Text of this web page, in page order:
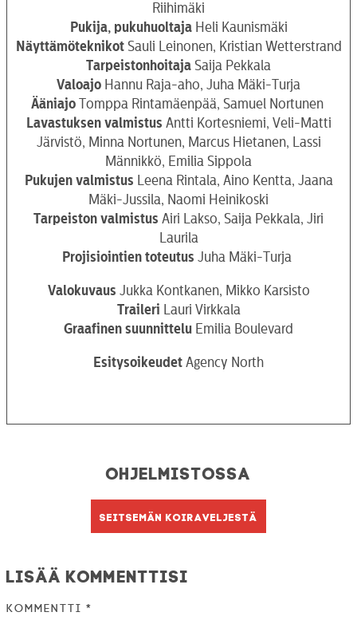
Riihimäki
Pukija, pukuhuoltajaHeli Kaunismäki
Näyttämöteknikot Sauli Leinonen, Kristian Wetterstrand
Tarpeistonhoitaja Saija Pekkala
Valoajo Hannu Raja-aho, Juha Mäki-Turja
ÄäniajoTomppa Rintamäenpää, Samuel Nortunen
Lavastuksen valmistus Antti Kortesniemi, Veli-Matti
Järvistö, Minna Nortunen, Marcus Hietanen, Lassi
Männikkö, Emilia Sippola
Pukujen valmistus Leena Rintala, Aino Kentta, Jaana
Mäki-Jussila, Naomi Heinikoski
Tarpeiston valmistus Airi Lakso, Saija Pekkala, Jiri
Laurila
Projisiointien toteutus Juha Mäki-Turja
Valokuvaus Jukka Kontkanen, Mikko Karsisto
Traileri
Lauri Virkkala
Graafinen suunnittelu Emilia Boulevard
Esitysoikeudet Agency North
Ohjelmistossa
Seitsemän koiraveljestä
Lisää kommenttisi
Kommentti *